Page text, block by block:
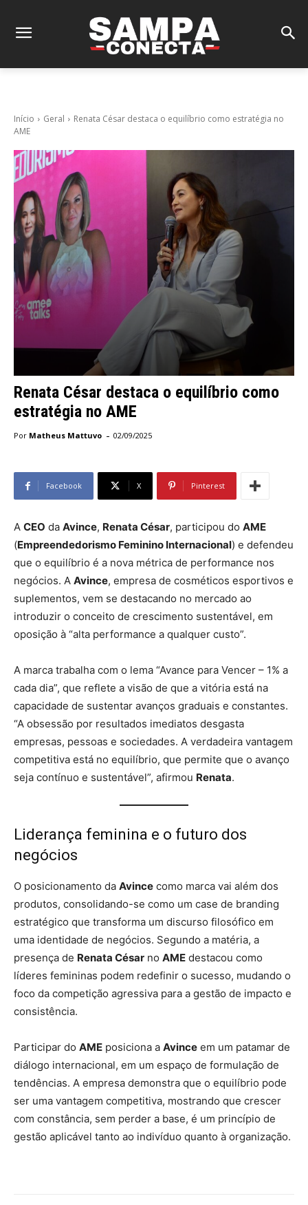
Início Geral
Renata César destaca o equilíbrio como estratégia no
AME
Renata César destaca o equilíbrio como
estratégia no AME
Por Matheus Mattuvo - 02/09/2025
Facebook X Pinterest
A CEO da Avince, Renata César, participou do AME
(Empreendedorismo Feminino Internacional) e defendeu
que o equilíbrio é a nova métrica de performance nos
negócios. A Avince, empresa de cosméticos esportivos e
suplementos, vem se destacando no mercado ao
introduzir o conceito de crescimento sustentável, em
oposição à “alta performance a qualquer custo”.
A marca trabalha com o lema “Avance para Vencer – 1% a
cada dia”, que reflete a visão de que a vitória está na
capacidade de sustentar avanços graduais e constantes.
“A obsessão por resultados imediatos desgasta
empresas, pessoas e sociedades. A verdadeira vantagem
competitiva está no equilíbrio, que permite que o avanço
seja contínuo e sustentável”, afirmou Renata.
Liderança feminina e o futuro dos
negócios
O posicionamento da Avince como marca vai além dos
produtos, consolidando-se como um case de branding
estratégico que transforma um discurso filosófico em
uma identidade de negócios. Segundo a matéria, a
presença de Renata César no AME destacou como
líderes femininas podem redefinir o sucesso, mudando o
foco da competição agressiva para a gestão de impacto e
consistência.
Participar do AME posiciona a Avince em um patamar de
diálogo internacional, em um espaço de formulação de
tendências. A empresa demonstra que o equilíbrio pode
ser uma vantagem competitiva, mostrando que crescer
com constância, sem perder a base, é um princípio de
gestão aplicável tanto ao indivíduo quanto à organização.